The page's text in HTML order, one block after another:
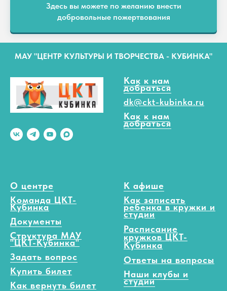
Здесь вы можете по желанию внести
добровольные пожертвования
МАУ "ЦЕНТР КУЛЬТУРЫ И ТВОРЧЕСТВА - КУБИНКА"
Как к нам
добраться
dk@ckt-kubinka.ru
Как к нам
добраться
О центре
Команда ЦКТ-
Кубинка
Документы
Структура МАУ
"ЦКТ-Кубинка"
Задать вопрос
Купить билет
Как вернуть билет
К афише
Как записать
ребенка в кружки и
студии
Расписание
кружков ЦКТ-
Кубинка
Ответы на вопросы
Наши клубы и
студии